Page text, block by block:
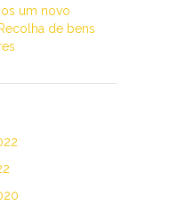
um novo
de bens